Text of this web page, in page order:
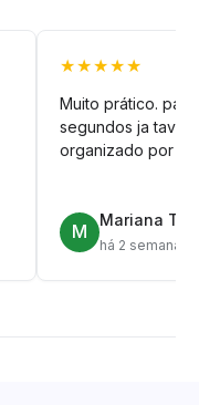
★★★★★
Muito prático.
segundos ja tava
organizado por
M
Mariana T.
há 2 semanas